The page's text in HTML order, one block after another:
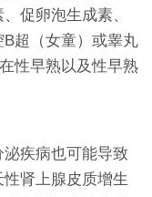
促卵泡生成素、
超（女童）或睾丸
性早熟以及性早熟
疾病也可能导致
肾上腺皮质增生